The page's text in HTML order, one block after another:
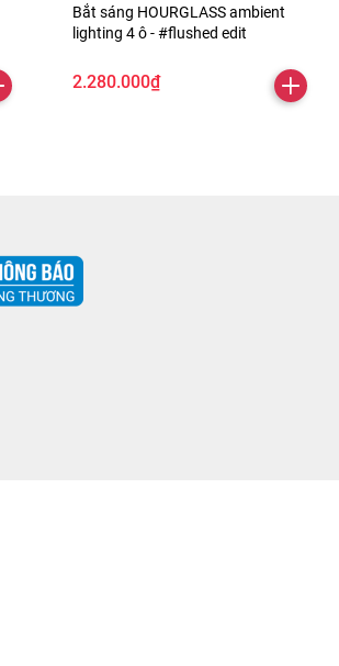
Bắt sáng HOURGLASS ambient
lighting 4 ô - #flushed edit
2.280.000₫